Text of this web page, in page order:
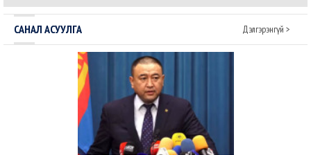
эвэрнээс хойно у..
томилогдсон Ерөнхий с..
САНАЛ АСУУЛГА Дэлгэрэнгүй >